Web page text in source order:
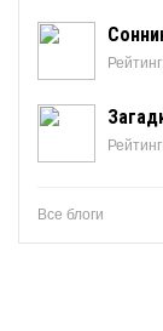
Все блоги